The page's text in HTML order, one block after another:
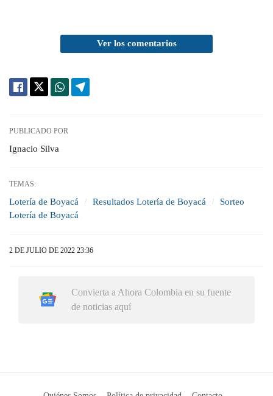
Ver los comentarios
PUBLICADO POR
Ignacio Silva
TEMAS:
Lotería de Boyacá Resultados Lotería de Boyacá
Sorteo
Lotería de Boyacá
2 DE JULIO DE 2022 23:36
Convierta a Ahora Colombia en su fuente
de noticias aquí